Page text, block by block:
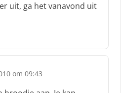
uit, ga het vanavond uit
om 09:43